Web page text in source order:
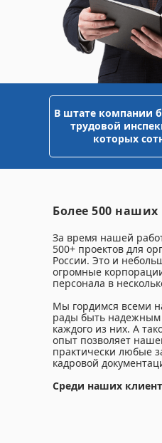
В штате компании
трудовой
которых
Более 500
За время нашей
500+ проектов для
России. Это и
огромные
персонала в
Мы гордимся всеми
рады быть надежным
каждого из них. А
опыт позволяет
практически любые
кадровой
Среди наших